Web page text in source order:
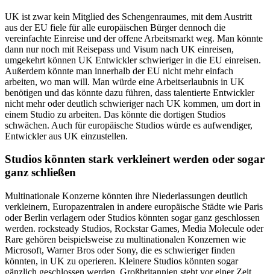
UK ist zwar kein Mitglied des Schengenraumes, mit dem Austritt
aus der EU fiele für alle europäischen Bürger dennoch die
vereinfachte Einreise und der offene Arbeitsmarkt weg. Man könnte
dann nur noch mit Reisepass und Visum nach UK einreisen,
umgekehrt können UK Entwickler schwieriger in die EU einreisen.
Außerdem könnte man innerhalb der EU nicht mehr einfach
arbeiten, wo man will. Man würde eine Arbeitserlaubnis in UK
benötigen und das könnte dazu führen, dass talentierte Entwickler
nicht mehr oder deutlich schwieriger nach UK kommen, um dort in
einem Studio zu arbeiten. Das könnte die dortigen Studios
schwächen. Auch für europäische Studios würde es aufwendiger,
Entwickler aus UK einzustellen.
Studios könnten stark verkleinert werden oder sogar
ganz schließen
Multinationale Konzerne könnten ihre Niederlassungen deutlich
verkleinern, Europazentralen in andere europäische Städte wie Paris
oder Berlin verlagern oder Studios könnten sogar ganz geschlossen
werden. rocksteady Studios, Rockstar Games, Media Molecule oder
Rare gehören beispielsweise zu multinationalen Konzernen wie
Microsoft, Warner Bros oder Sony, die es schwieriger finden
könnten, in UK zu operieren. Kleinere Studios könnten sogar
gänzlich geschlossen werden. Großbritannien steht vor einer Zeit